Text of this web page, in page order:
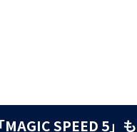
SPEED 5」